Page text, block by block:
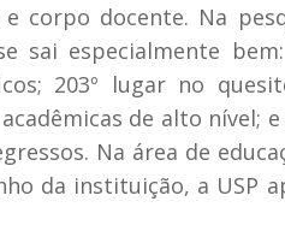
e corpo docente. Na
sai especialmente
203º lugar no
de alto nível;
Na área de
da instituição, a USP